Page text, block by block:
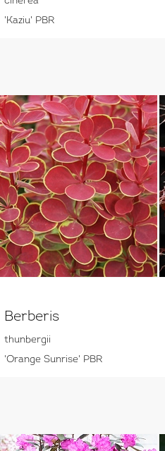
'Kaziu' PBR
Berberis
thunbergii
'Orange Sunrise' PBR